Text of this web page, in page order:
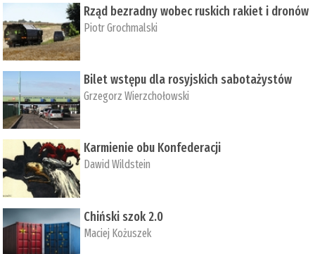
Rząd bezradny wobec ruskich rakiet i dronów
Piotr Grochmalski
Bilet wstępu dla rosyjskich sabotażystów
Grzegorz Wierzchołowski
Karmienie obu Konfederacji
Dawid Wildstein
Chiński szok 2.0
Maciej Kożuszek